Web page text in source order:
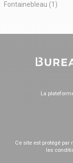
Fontainebleau (1)
La
Ce site est protégé par
les